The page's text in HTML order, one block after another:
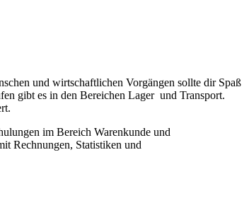
und wirtschaftlichen Vorgängen sollte dir Spaß
gibt es in den Bereichen Lager und Transport.
im Bereich Warenkunde und
Rechnungen, Statistiken und